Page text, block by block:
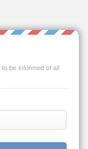
be informed of all